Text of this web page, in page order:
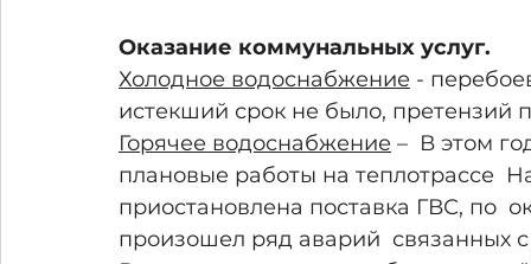
Оказание коммунальных услуг.
Холодное водоснабжение -
истекший срок не было, претензий
Горячее водоснабжение –  В этом
плановые работы на теплотрассе
приостановлена поставка ГВС, по
произошел ряд аварий  связанных